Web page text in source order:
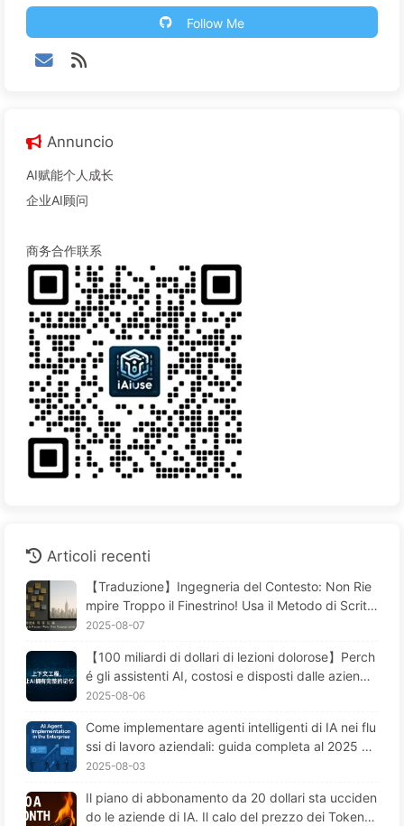
Follow Me
Annuncio
AI赋能个人成长
企业AI顾问
商务合作联系
Articoli recenti
【Traduzione】Ingegneria del Contesto: Non Rie
mpire Troppo il Finestrino! Usa il Metodo di Scritt
ura e Filtraggio in Quattro Fasi, Fai Attenzione alla
more Fuori dalla Finestra—Impara Piano Piano l'AI
170
2025-08-07
【100 miliardi di dollari di lezioni dolorose】Perch
é gli assistenti AI, costosi e disposti dalle aziend
e, "perdono la memoria" nei momenti cruciali, me
stazioni del 90%? — Impariamo lentamente l'AI 16
9
2025-08-06
Come implementare agenti intelligenti di IA nei flu
ssi di lavoro aziendali: guida completa al 2025 —
Imparare lentamente l'IA 166
2025-08-03
Il piano di abbonamento da 20 dollari sta ucciden
do le aziende di IA. Il calo del prezzo dei Token è